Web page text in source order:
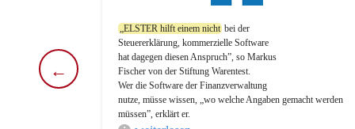
←
„ELSTER hilft einem nichtbei der
Steuererklärung, kommerzielle Software
hat dagegen diesen Anspruch”, so Markus
Fischer von der Stiftung Warentest.
Wer die Software der Finanzverwaltung
nutze, müsse wissen, „wo welche Angaben gemacht werden
müssen”, erklärt er.